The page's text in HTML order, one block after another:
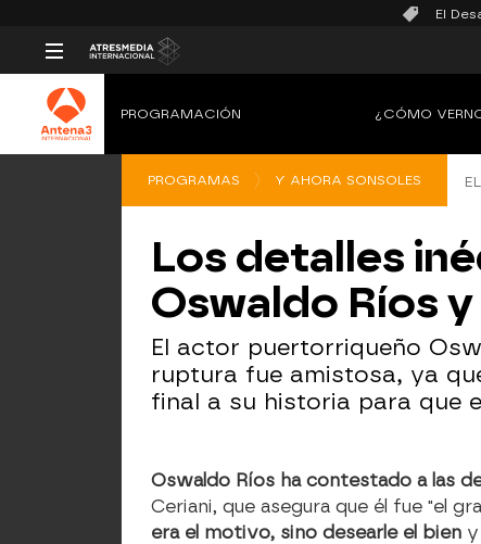
El
PROGRAMACIÓN ¿CÓMO
PROGRAMAS Y AHORA SONSOLES
Los detalles
Oswaldo Ríos
El actor puertorriqueño
ruptura fue amistosa, ya
final a su historia para que
Oswaldo Ríos ha contestado a las
Ceriani, que asegura que él fue "el
era el motivo, sino desearle el bien